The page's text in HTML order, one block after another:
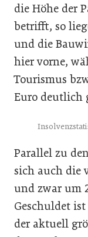
die Höhe der
betrifft, so
und die
hier vorne,
Tourismus
Euro deutlich
Parallel zu
sich auch die
und zwar um
Geschuldet
der aktuell